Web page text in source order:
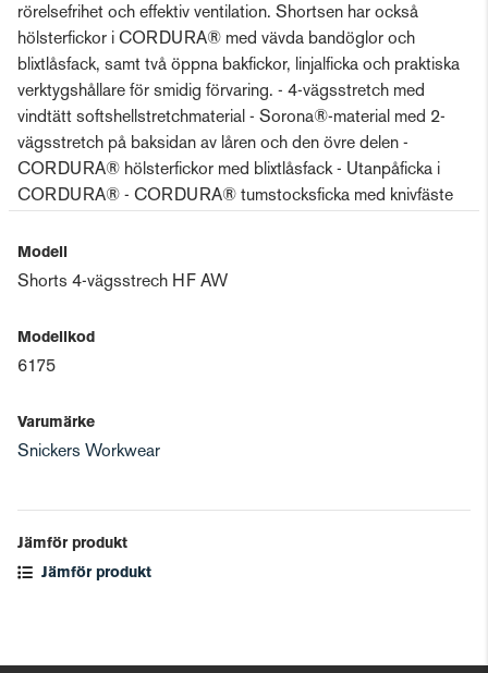
rörelsefrihet och effektiv ventilation. Shortsen har också
hölsterfickor i CORDURA® med vävda bandöglor och
blixtlåsfack, samt två öppna bakfickor, linjalficka och praktiska
verktygshållare för smidig förvaring. - 4-vägsstretch med
vindtätt softshellstretchmaterial - Sorona®-material med 2-
vägsstretch på baksidan av låren och den övre delen -
CORDURA® hölsterfickor med blixtlåsfack - Utanpåficka i
CORDURA® - CORDURA® tumstocksficka med knivfäste
Modell
Shorts 4-vägsstrech HF AW
Modellkod
6175
Varumärke
Snickers Workwear
Jämför produkt
Jämför produkt